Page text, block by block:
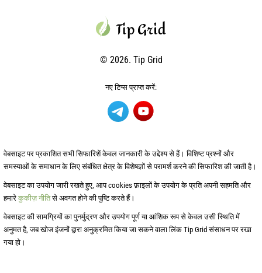
© 2026. Tip Grid
नए टिप्स प्राप्त करें:
वेबसाइट पर प्रकाशित सभी सिफारिशें केवल जानकारी के उद्देश्य से हैं। विशिष्ट प्रश्नों और
समस्याओं के समाधान के लिए संबंधित क्षेत्र के विशेषज्ञों से परामर्श करने की सिफारिश की जाती है।
वेबसाइट का उपयोग जारी रखते हुए, आप cookies फ़ाइलों के उपयोग के प्रति अपनी सहमति और
हमारे कुकीज़ नीतिसे अवगत होने की पुष्टि करते हैं।
वेबसाइट की सामग्रियों का पुनर्मुद्रण और उपयोग पूर्ण या आंशिक रूप से केवल उसी स्थिति में
अनुमत है, जब खोज इंजनों द्वारा अनुक्रमित किया जा सकने वाला लिंक Tip Grid संसाधन पर रखा
गया हो।